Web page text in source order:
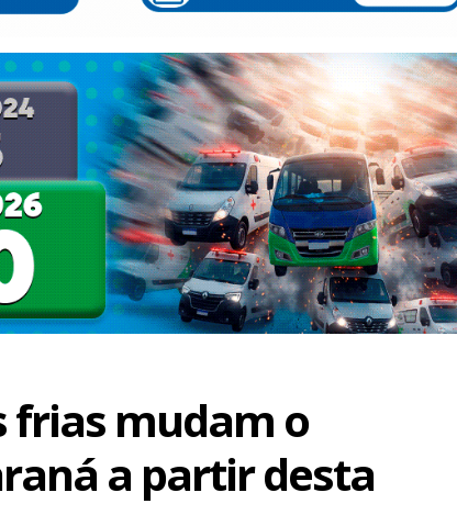
frias mudam o
a partir desta